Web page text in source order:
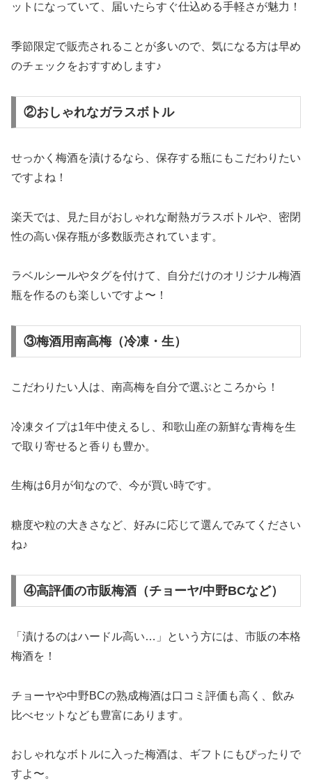
ットになっていて、届いたらすぐ仕込める手軽さが魅力！
季節限定で販売されることが多いので、気になる方は早め
のチェックをおすすめします♪
②おしゃれなガラスボトル
せっかく梅酒を漬けるなら、保存する瓶にもこだわりたい
ですよね！
楽天では、見た目がおしゃれな耐熱ガラスボトルや、密閉
性の高い保存瓶が多数販売されています。
ラベルシールやタグを付けて、自分だけのオリジナル梅酒
瓶を作るのも楽しいですよ〜！
③梅酒用南高梅（冷凍・生）
こだわりたい人は、南高梅を自分で選ぶところから！
冷凍タイプは1年中使えるし、和歌山産の新鮮な青梅を生
で取り寄せると香りも豊か。
生梅は6月が旬なので、今が買い時です。
糖度や粒の大きさなど、好みに応じて選んでみてください
ね♪
④高評価の市販梅酒（チョーヤ/中野BCなど）
「漬けるのはハードル高い…」という方には、市販の本格
梅酒を！
チョーヤや中野BCの熟成梅酒は口コミ評価も高く、飲み
比べセットなども豊富にあります。
おしゃれなボトルに入った梅酒は、ギフトにもぴったりで
すよ〜。